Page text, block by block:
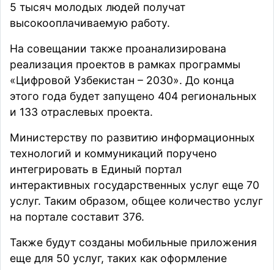
5 тысяч молодых людей получат
высокооплачиваемую работу.
На совещании также проанализирована
реализация проектов в рамках программы
«Цифровой Узбекистан – 2030». До конца
этого года будет запущено 404 региональных
и 133 отраслевых проекта.
Министерству по развитию информационных
технологий и коммуникаций поручено
интегрировать в Единый портал
интерактивных государственных услуг еще 70
услуг. Таким образом, общее количество услуг
на портале составит 376.
Также будут созданы мобильные приложения
еще для 50 услуг, таких как оформление